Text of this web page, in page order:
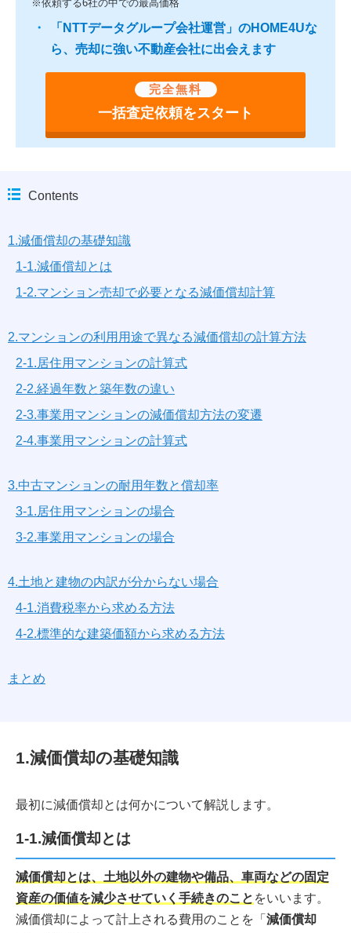
※依頼する6社の中での最高価格
「NTTデータグループ会社運営」のHOME4Uな
ら、売却に強い不動産会社に出会えます
完全無料
一括査定依頼をスタート
Contents
1.減価償却の基礎知識
1-1.減価償却とは
1-2.マンション売却で必要となる減価償却計算
2.マンションの利用用途で異なる減価償却の計算方法
2-1.居住用マンションの計算式
2-2.経過年数と築年数の違い
2-3.事業用マンションの減価償却方法の変遷
2-4.事業用マンションの計算式
3.中古マンションの耐用年数と償却率
3-1.居住用マンションの場合
3-2.事業用マンションの場合
4.土地と建物の内訳が分からない場合
4-1.消費税率から求める方法
4-2.標準的な建築価額から求める方法
まとめ
1.減価償却の基礎知識
最初に減価償却とは何かについて解説します。
1-1.減価償却とは
減価償却とは、土地以外の建物や備品、車両などの固定
資産の価値を減少させていく手続きのこと をいいます。
減価償却によって計上される費用のことを「 減価償却